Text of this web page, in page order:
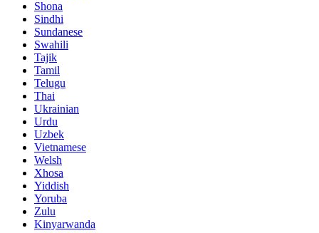
Shona
Sindhi
Sundanese
Swahili
Tajik
Tamil
Telugu
Thai
Ukrainian
Urdu
Uzbek
Vietnamese
Welsh
Xhosa
Yiddish
Yoruba
Zulu
Kinyarwanda